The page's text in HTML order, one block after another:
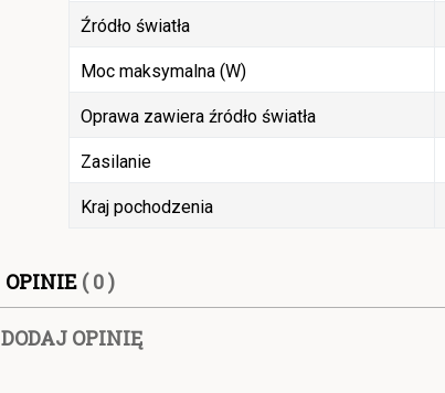
Źródło światła
Moc maksymalna (W)
Oprawa zawiera źródło światła
Zasilanie
Kraj pochodzenia
OPINIE ( 0 )
DODAJ OPINIĘ